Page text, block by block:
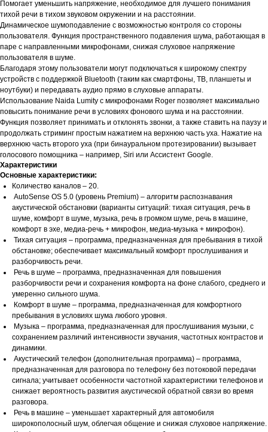
Помогает уменьшить напряжение, необходимое для лучшего понимания
тихой речи в тихом звуковом окружении и на расстоянии.
Динамическое шумоподавление с возможностью контроля со стороны
пользователя. Функция пространственного подавления шума, работающая в
паре с направленными микрофонами, снижая слуховое напряжение
пользователя в шуме.
Благодаря этому пользователи могут подключаться к широкому спектру
устройств с поддержкой Bluetooth (таким как смартфоны, ТВ, планшеты и
ноутбуки) и передавать аудио прямо в слуховые аппараты.
Использование Naida Lumity с микрофонами Roger позволяет максимально
повысить понимание речи в условиях фонового шума и на расстоянии.
Функция позволяет принимать и отклонять звонки, а также ставить на паузу и
продолжать стриминг простым нажатием на верхнюю часть уха. Нажатие на
верхнюю часть второго уха (при бинауральном протезировании) вызывает
голосового помощника – например, Siri или Ассистент Google.
Характеристики
Основные характеристики:
Количество каналов – 20.
AutoSense OS 5.0 (уровень Premium) – алгоритм распознавания
акустической обстановки (варианты ситуаций: тихая ситуация, речь в
шуме, комфорт в шуме, музыка, речь в громком шуме, речь в машине,
комфорт в эхе, медиа-речь + микрофон, медиа-музыка + микрофон).
Тихая ситуация – программа, предназначенная для пребывания в тихой
обстановке; обеспечивает максимальный комфорт прослушивания и
разборчивость речи.
Речь в шуме – программа, предназначенная для повышения
разборчивости речи и сохранения комфорта на фоне слабого, среднего и
умеренно сильного шума.
Комфорт в шуме – программа, предназначенная для комфортного
пребывания в условиях шума любого уровня.
Музыка – программа, предназначенная для прослушивания музыки, с
сохранением различий интенсивности звучания, частотных контрастов и
динамики.
Акустический телефон (дополнительная программа) – программа,
предназначенная для разговора по телефону без потоковой передачи
сигнала; учитывает особенности частотной характеристики телефонов и
снижает вероятность развития акустической обратной связи во время
разговора.
Речь в машине – уменьшает характерный для автомобиля
широкополосный шум, облегчая общение и снижая слуховое напряжение.